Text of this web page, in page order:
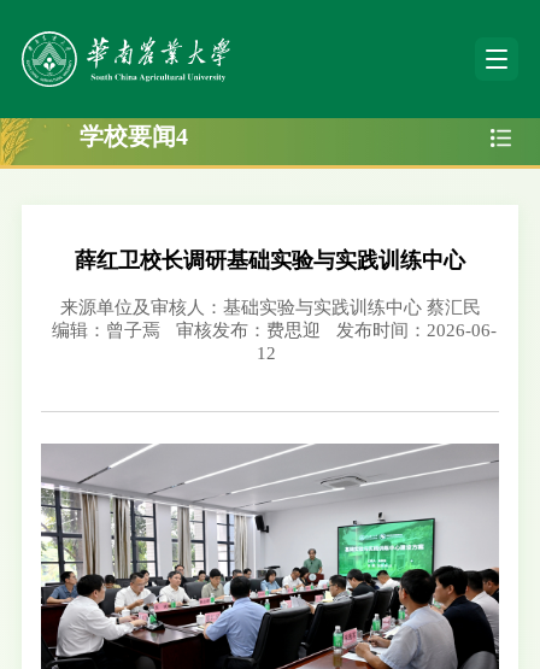
学校要闻4
薛红卫校长调研基础实验与实践训练中心
来源单位及审核人：基础实验与实践训练中心 蔡汇民
编辑：曾子焉
审核发布：费思迎
发布时间：2026-06-
12